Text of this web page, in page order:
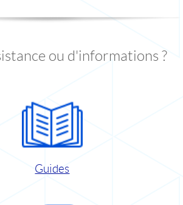
ou d'informations ?
Guides